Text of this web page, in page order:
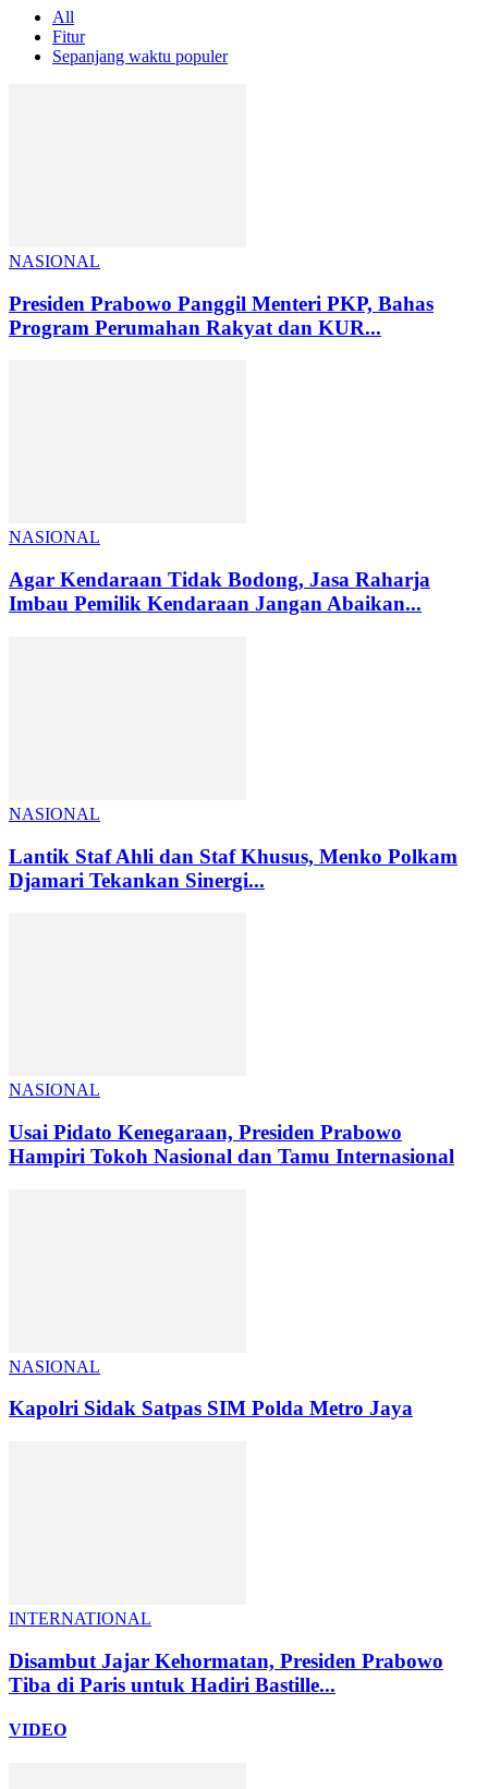
All
Fitur
Sepanjang waktu populer
NASIONAL
Presiden Prabowo Panggil Menteri PKP, Bahas
Program Perumahan Rakyat dan KUR...
NASIONAL
Agar Kendaraan Tidak Bodong, Jasa Raharja
Imbau Pemilik Kendaraan Jangan Abaikan...
NASIONAL
Lantik Staf Ahli dan Staf Khusus, Menko Polkam
Djamari Tekankan Sinergi...
NASIONAL
Usai Pidato Kenegaraan, Presiden Prabowo
Hampiri Tokoh Nasional dan Tamu Internasional
NASIONAL
Kapolri Sidak Satpas SIM Polda Metro Jaya
INTERNATIONAL
Disambut Jajar Kehormatan, Presiden Prabowo
Tiba di Paris untuk Hadiri Bastille...
VIDEO